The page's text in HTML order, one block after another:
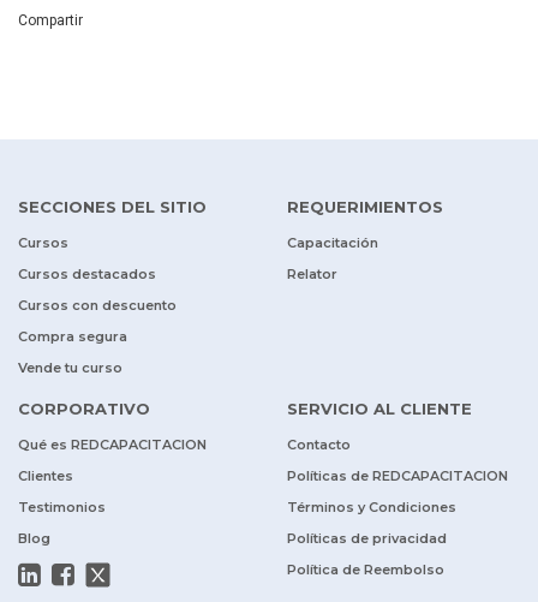
Compartir
SECCIONES DEL SITIO
Cursos
Cursos destacados
Cursos con descuento
Compra segura
Vende tu curso
REQUERIMIENTOS
Capacitación
Relator
CORPORATIVO
Qué es REDCAPACITACION
Clientes
Testimonios
Blog
SERVICIO AL CLIENTE
Contacto
Políticas de REDCAPACITACION
Términos y Condiciones
Políticas de privacidad
Política de Reembolso